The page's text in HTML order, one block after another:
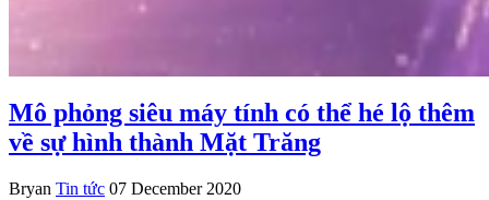
Mô phỏng siêu máy tính có thể hé lộ thêm
về sự hình thành Mặt Trăng
Bryan Tin tức 07 December 2020